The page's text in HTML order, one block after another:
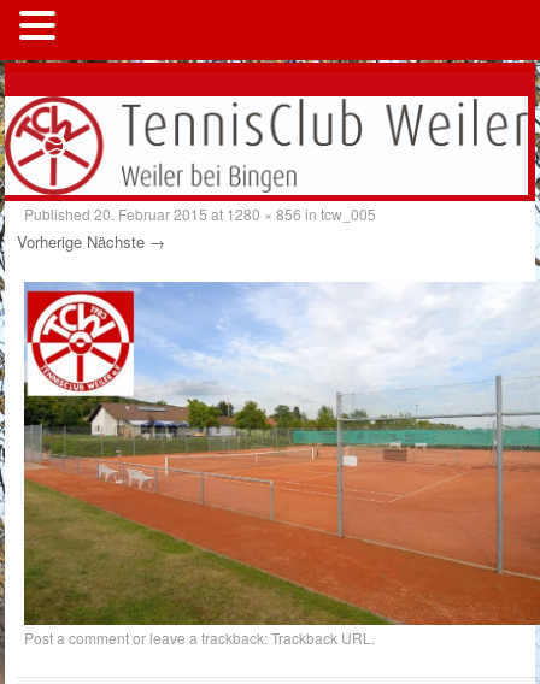
Published20. Februar 2015 at 1280 × 856 intcw_005
Vorherige Nächste →
Post a commentor leave a trackback:Trackback URL